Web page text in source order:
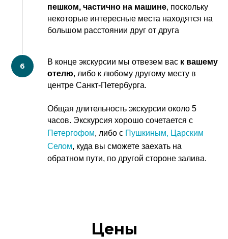
пешком, частично на машине, поскольку
некоторые интересные места находятся на
большом расстоянии друг от друга
В конце экскурсии мы отвезем вас к вашему
отелю, либо к любому другому месту в
центре Санкт-Петербурга.
Общая длительность экскурсии около 5
часов. Экскурсия хорошо сочетается с
Петергофом, либо с Пушкиным, Царским
Селом, куда вы сможете заехать на
обратном пути, по другой стороне залива.
Цены